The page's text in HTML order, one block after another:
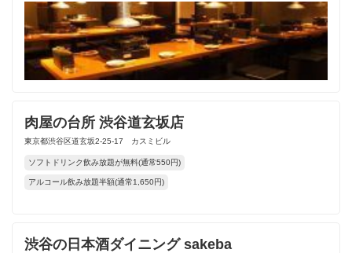
肉屋の台所 渋谷道玄坂店
東京都渋谷区道玄坂2-25-17 カスミビル
ソフトドリンク飲み放題が無料(通常550円)
アルコール飲み放題半額(通常1,650円)
渋谷の日本酒ダイニング sakeba